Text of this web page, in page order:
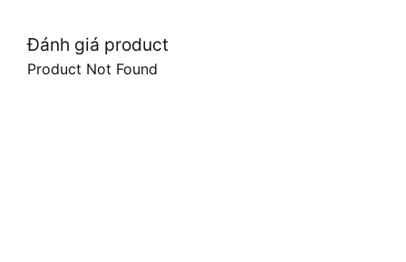
Đánh giá product
Product Not Found